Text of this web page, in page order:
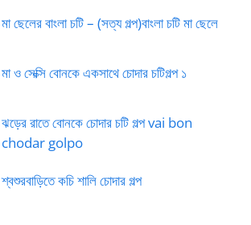
মা ছেলের বাংলা চটি – (সত্য গল্প)বাংলা চটি মা ছেলে
মা ও সেক্সি বোনকে একসাথে চোদার চটিগল্প ১
ঝড়ের রাতে বোনকে চোদার চটি গল্প vai bon
chodar golpo
শ্বশুরবাড়িতে কচি শালি চোদার গল্প